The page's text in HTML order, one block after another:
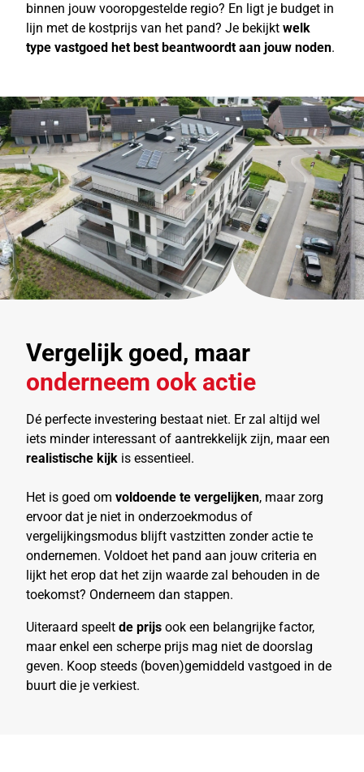
binnen jouw vooropgestelde regio? En ligt je budget in
lijn met de kostprijs van het pand? Je bekijkt welk
type vastgoed het best beantwoordt aan jouw noden.
Vergelijk goed, maar
onderneem ook actie
Dé perfecte investering bestaat niet. Er zal altijd wel
iets minder interessant of aantrekkelijk zijn, maar een
realistische kijk is essentieel.
Het is goed om voldoende te vergelijken, maar zorg
ervoor dat je niet in onderzoekmodus of
vergelijkingsmodus blijft vastzitten zonder actie te
ondernemen. Voldoet het pand aan jouw criteria en
lijkt het erop dat het zijn waarde zal behouden in de
toekomst? Onderneem dan stappen.
Uiteraard speelt de prijs ook een belangrijke factor,
maar enkel een scherpe prijs mag niet de doorslag
geven. Koop steeds (boven)gemiddeld vastgoed in de
buurt die je verkiest.